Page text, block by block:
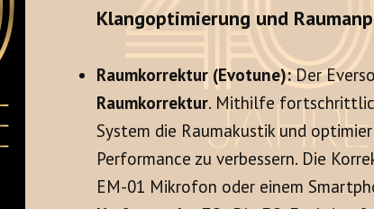
Klangoptimierung und
Raumkorrektur (Evotune):Der
Raumkorrektur. Mithilfe
System die Raumakustik und
Performance zu verbessern. Die
EM-01 Mikrofon oder einem